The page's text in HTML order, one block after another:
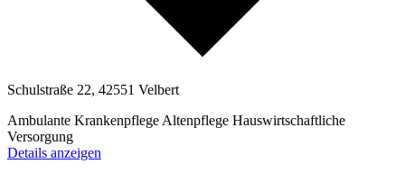
Schulstraße 22, 42551 Velbert
Ambulante Krankenpflege Altenpflege Hauswirtschaftliche
Versorgung
Details anzeigen